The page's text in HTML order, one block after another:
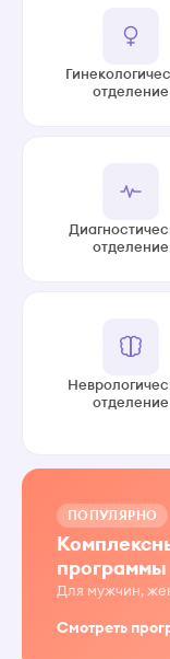
отделение
отделение
отделение
ПОПУЛЯРНО
программы
Для мужчин,
Смотреть